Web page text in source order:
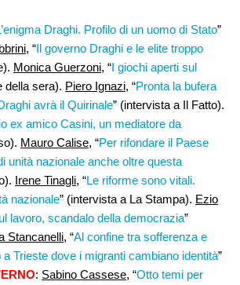
Draghi. Profilo di un uomo di Stato”
, “Il governo Draghi e le elite troppo
Monica Guerzoni, “I giochi aperti sul
della sera). Piero Ignazi, “Pronta la bufera
avrà il Quirinale” (intervista a Il Fatto).
ex amico Casini, un mediatore da
Mauro Calise, “Per rifondare il Paese
unità nazionale anche oltre questa
Irene Tinagli, “Le riforme sono vitali.
nazionale” (intervista a La Stampa). Ezio
lavoro, scandalo della democrazia”
Stancanelli, “Al confine tra sofferenza e
Trieste dove i migranti cambiano identità”
: Sabino Cassese, “Otto temi per